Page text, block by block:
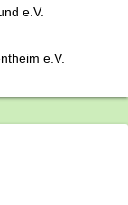
e.V.
e.V.